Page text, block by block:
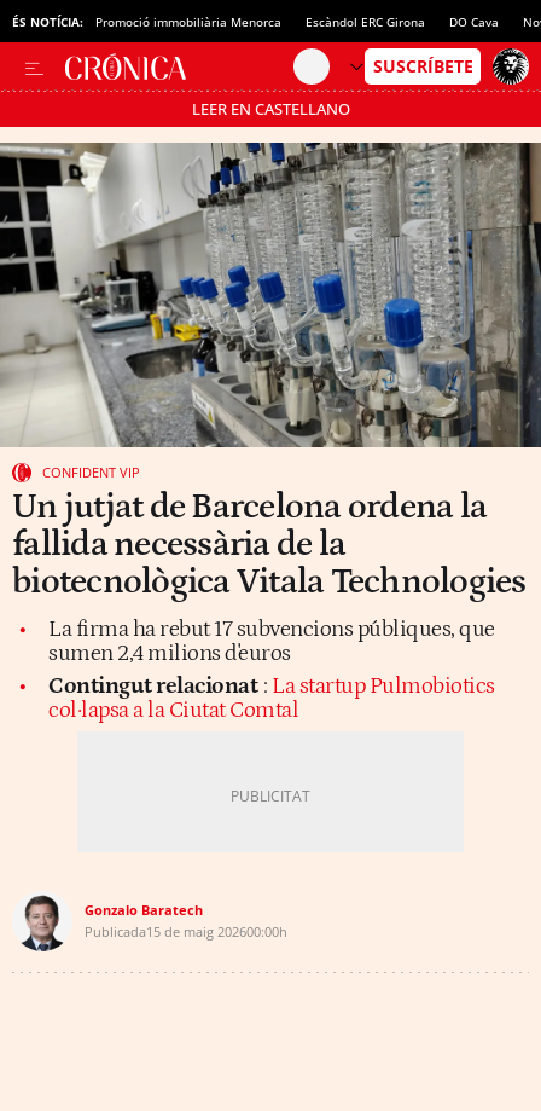
ÉS NOTÍCIA: Promoció immobiliària Menorca Escàndol ERC Girona DO Cava
LEER EN CASTELLANO
Passa’t al mode estalvi
CONFIDENT VIP
Un jutjat de Barcelona ordena la
fallida necessària de la
biotecnològica Vitala Technologies
La firma ha rebut 17 subvencions públiques, que
sumen 2,4 milions d'euros
Contingut relacionat : La startup Pulmobiotics
col·lapsa a la Ciutat Comtal
Gonzalo Baratech
Publicada15 de maig 202600:00h